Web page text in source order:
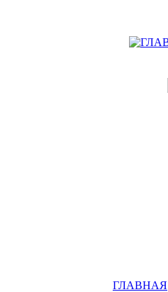
ГЛАВНАЯ